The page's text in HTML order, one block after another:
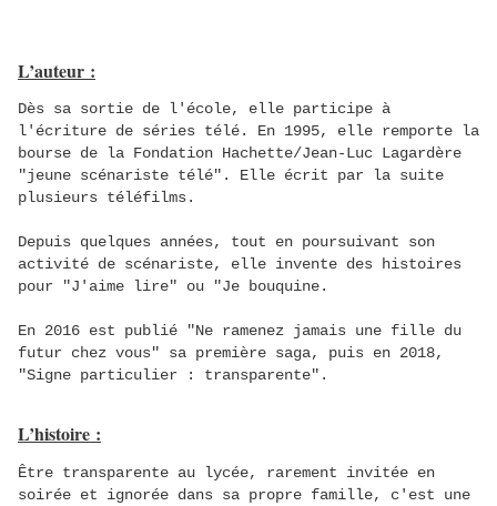
L’auteur :
Dès sa sortie de l'école, elle participe à
l'écriture de séries télé. En 1995, elle remporte la
bourse de la Fondation Hachette/Jean-Luc Lagardère
"jeune scénariste télé". Elle écrit par la suite
plusieurs téléfilms.
Depuis quelques années, tout en poursuivant son
activité de scénariste, elle invente des histoires
pour "J'aime lire" ou "Je bouquine.
En 2016 est publié "Ne ramenez jamais une fille du
futur chez vous" sa première saga, puis en 2018,
"Signe particulier : transparente".
L’histoire :
Être transparente au lycée, rarement invitée en
soirée et ignorée dans sa propre famille, c'est une